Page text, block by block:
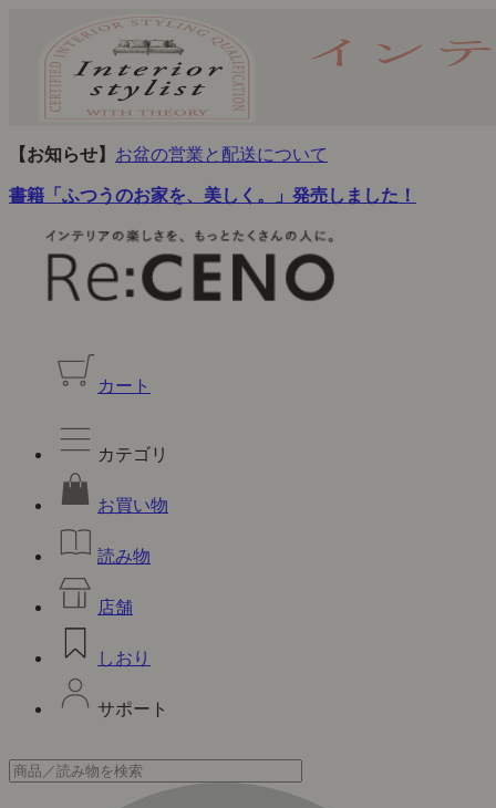
【お知らせ】 お盆の営業と配送について
書籍「ふつうのお家を、美しく。」発売しました！
カート
カテゴリ
お買い物
読み物
店舗
しおり
サポート